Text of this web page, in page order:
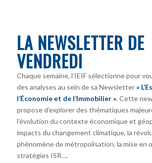
LA NEWSLETTER DE
VENDREDI
Chaque semaine, l’IEIF sélectionne pour
des analyses au sein de sa Newsletter «
l’Économie et de l’Immobilier ». Cette
propose d’explorer des thématiques
l’évolution du contexte économique et
impacts du changement climatique, la
phénomène de métropolisation, la mise en
stratégies ISR….